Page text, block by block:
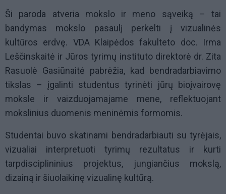
Ši paroda atveria mokslo ir meno sąveiką – tai
bandymas mokslo pasaulį perkelti į vizualinės
kultūros erdvę. VDA Klaipėdos fakulteto doc. Irma
Leščinskaitė ir Jūros tyrimų instituto direktorė dr. Zita
Rasuolė Gasiūnaitė pabrėžia, kad bendradarbiavimo
tikslas – įgalinti studentus tyrinėti jūrų bioįvairovę
moksle ir vaizduojamajame mene, reflektuojant
mokslinius duomenis meninėmis formomis.
Studentai buvo skatinami bendradarbiauti su tyrėjais,
vizualiai interpretuoti tyrimų rezultatus ir kurti
tarpdisciplininius projektus, jungiančius mokslą,
dizainą ir šiuolaikinę vizualinę kultūrą.